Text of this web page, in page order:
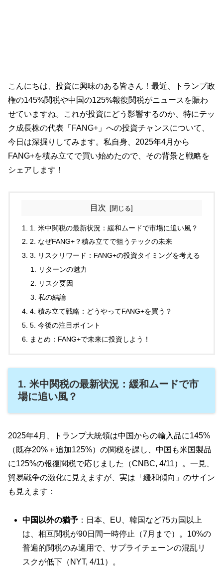
こんにちは、投資に興味のある皆さん！最近、トランプ政
権の145%関税や中国の125%報復関税がニュースを賑わ
せていますね。これが投資にどう影響するのか、特にテッ
ク成長株の代表「FANG+」への投資チャンスについて、
今日は深掘りしてみます。私自身、2025年4月から
FANG+を積み立てで買い始めたので、その背景と戦略を
シェアします！
目次
1. 米中関税の最新状況：緩和ムードで市場に追い風？
2. なぜFANG+？積み立てで狙うテックの未来
3. リスクリワード：FANG+の投資タイミングを考える
リターンの魅力
リスク要因
私の結論
4. 積み立て戦略：どうやってFANG+を買う？
5. 今後の注目ポイント
まとめ：FANG+で未来に投資しよう！
1. 米中関税の最新状況：緩和ムードで市
場に追い風？
2025年4月、トランプ大統領は中国からの輸入品に145%
（既存20%＋追加125%）の関税を課し、中国も米国製品
に125%の報復関税で応じました（CNBC, 4/11）。一見、
貿易戦争の激化に見えますが、実は「緩和傾向」のサイン
も見えます：
中国以外の猶予 ：日本、EU、韓国など75カ国以上
は、相互関税が90日間一時停止（7月まで）。10%の
普遍的関税のみ適用で、サプライチェーンの混乱リ
スクが低下（NYT, 4/11）。